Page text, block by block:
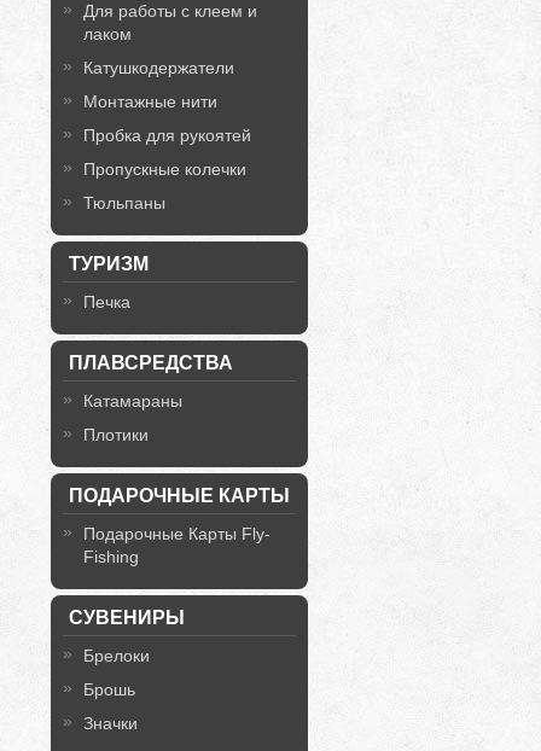
Для работы с клеем и
лаком
Катушкодержатели
Монтажные нити
Пробка для рукоятей
Пропускные колечки
Тюльпаны
ТУРИЗМ
Печка
ПЛАВСРЕДСТВА
Катамараны
Плотики
ПОДАРОЧНЫЕ КАРТЫ
Подарочные Карты Fly-
Fishing
СУВЕНИРЫ
Брелоки
Брошь
Значки